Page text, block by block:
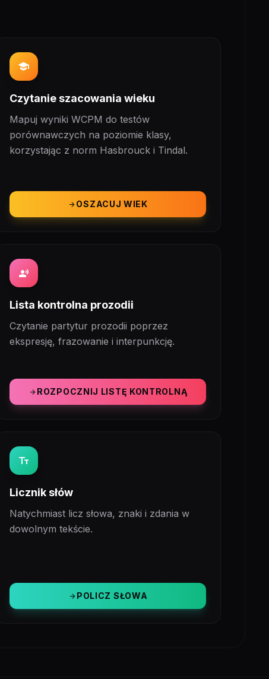
school
Czytanie szacowania wieku
Mapuj wyniki WCPM do testów
porównawczych na poziomie klasy,
korzystając z norm Hasbrouck i Tindal.
arrow_forwardOSZACUJ WIEK
record_voice_over
Lista kontrolna prozodii
Czytanie partytur prozodii poprzez
ekspresję, frazowanie i interpunkcję.
arrow_forwardROZPOCZNIJ LISTĘ KONTROLNĄ
text_fields
Licznik słów
Natychmiast licz słowa, znaki i zdania w
dowolnym tekście.
arrow_forwardPOLICZ SŁOWA